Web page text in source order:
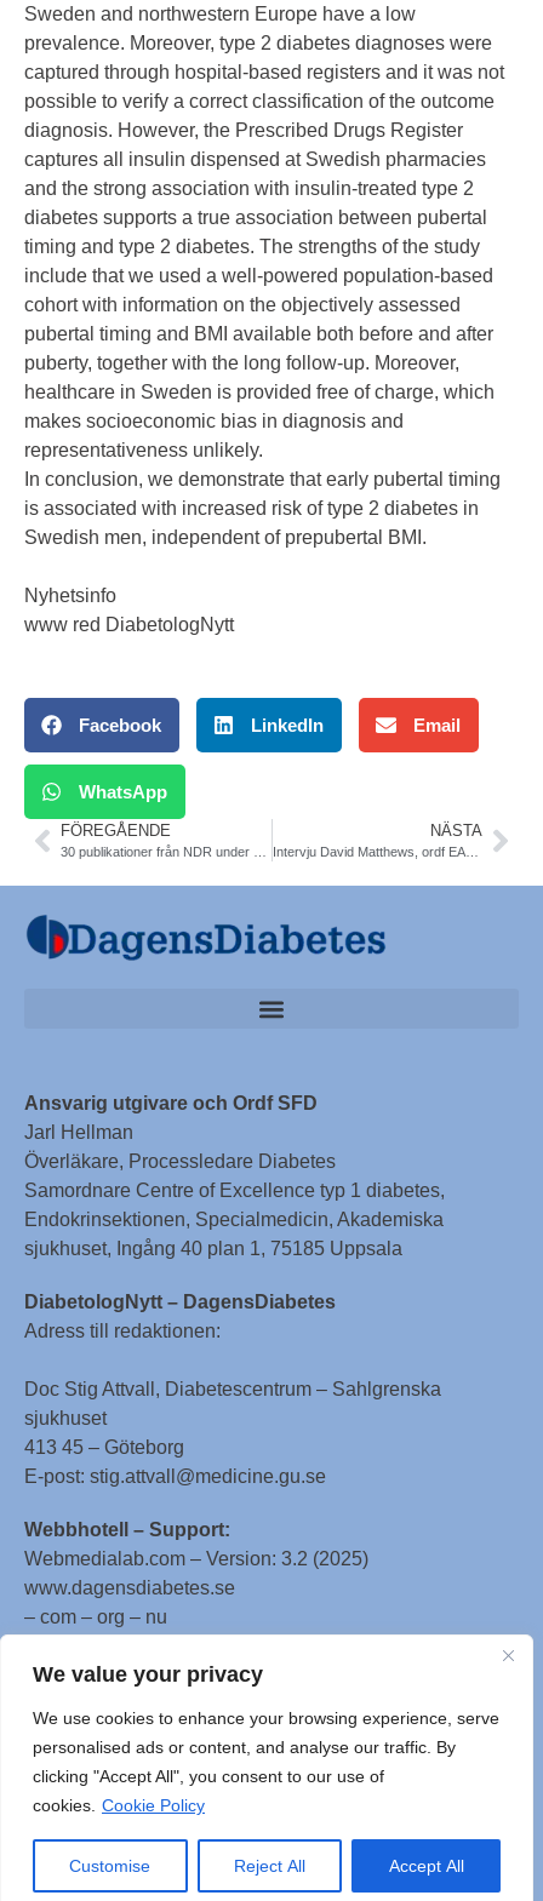
We value your privacy
We use cookies to enhance your browsing experience, serve
personalised ads or content, and analyse our traffic. By
clicking "Accept All", you consent to our use of
cookies. Cookie Policy
Customise Reject All Accept All
Sweden and northwestern Europe have a low
prevalence. Moreover, type 2 diabetes diagnoses were
captured through hospital-based registers and it was not
possible to verify a correct classification of the outcome
diagnosis. However, the Prescribed Drugs Register
captures all insulin dispensed at Swedish pharmacies
and the strong association with insulin-treated type 2
diabetes supports a true association between pubertal
timing and type 2 diabetes. The strengths of the study
include that we used a well-powered population-based
cohort with information on the objectively assessed
pubertal timing and BMI available both before and after
puberty, together with the long follow-up. Moreover,
healthcare in Sweden is provided free of charge, which
makes socioeconomic bias in diagnosis and
representativeness unlikely.
In conclusion, we demonstrate that early pubertal timing
is associated with increased risk of type 2 diabetes in
Swedish men, independent of prepubertal BMI.
Nyhetsinfo
www red DiabetologNytt
Facebook LinkedIn Email
WhatsApp
FÖREGÅENDE NÄSTA
Intervju David Matthews, ordf EASD, om 2019 diab riktlinjer för T2DM
Ansvarig utgivare och Ordf SFD
Jarl Hellman
Överläkare, Processledare Diabetes
Samordnare Centre of Excellence typ 1 diabetes,
Endokrinsektionen, Specialmedicin, Akademiska
sjukhuset, Ingång 40 plan 1, 75185 Uppsala
DiabetologNytt – DagensDiabetes
Adress till redaktionen:
Doc Stig Attvall, Diabetescentrum – Sahlgrenska
sjukhuset
413 45 – Göteborg
E-post: stig.attvall@medicine.gu.se
Webbhotell – Support:
Webmedialab.com – Version: 3.2 (2025)
www.dagensdiabetes.se
– com – org – nu
All material on this website
WebMD LLC. This website also contains material
copyrighted by 3rd parties.